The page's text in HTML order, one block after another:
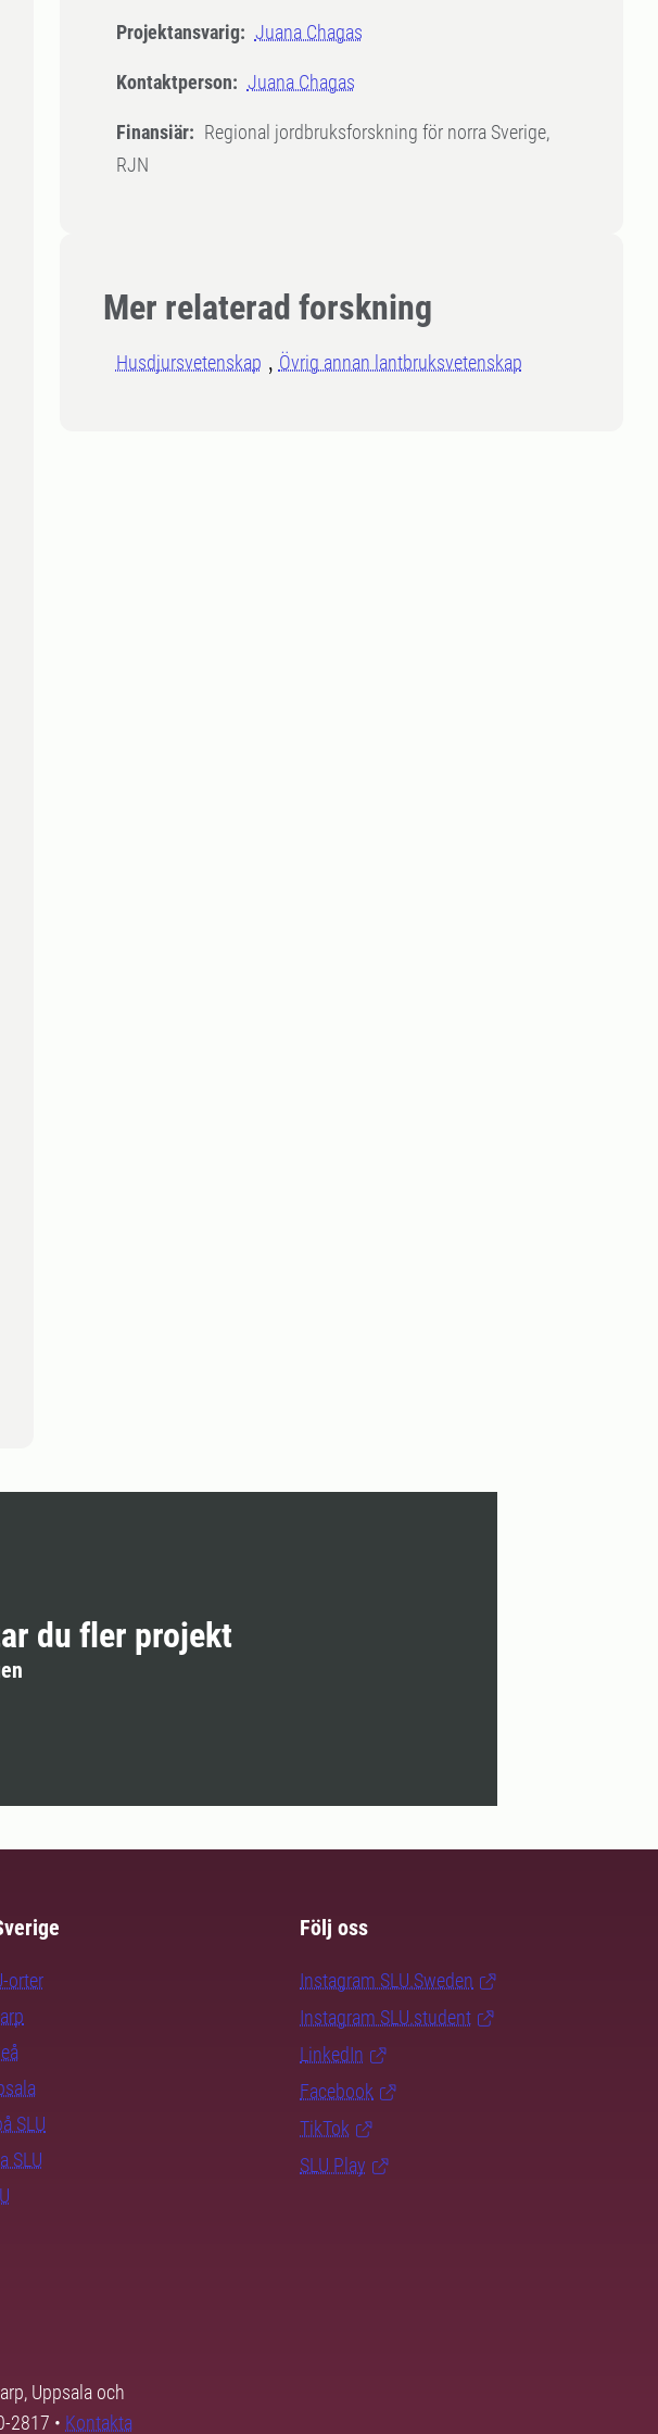
Projektansvarig: Juana Chagas
Kontaktperson: Juana Chagas
Finansiär: Regional jordbruksforskning för norra Sverige,
RJN
Mer relaterad forskning
Husdjursvetenskap Övrig annan lantbruksvetenskap
du fler projekt
orter
SLU
SLU
Följ oss
Instagram SLU.Sweden
Instagram SLU.student
LinkedIn
Facebook
TikTok
SLU Play
Uppsala och
2817 • Kontakta